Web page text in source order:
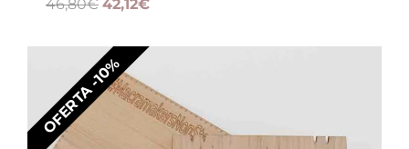
46,80€ 42,12€
OFERTA -10%